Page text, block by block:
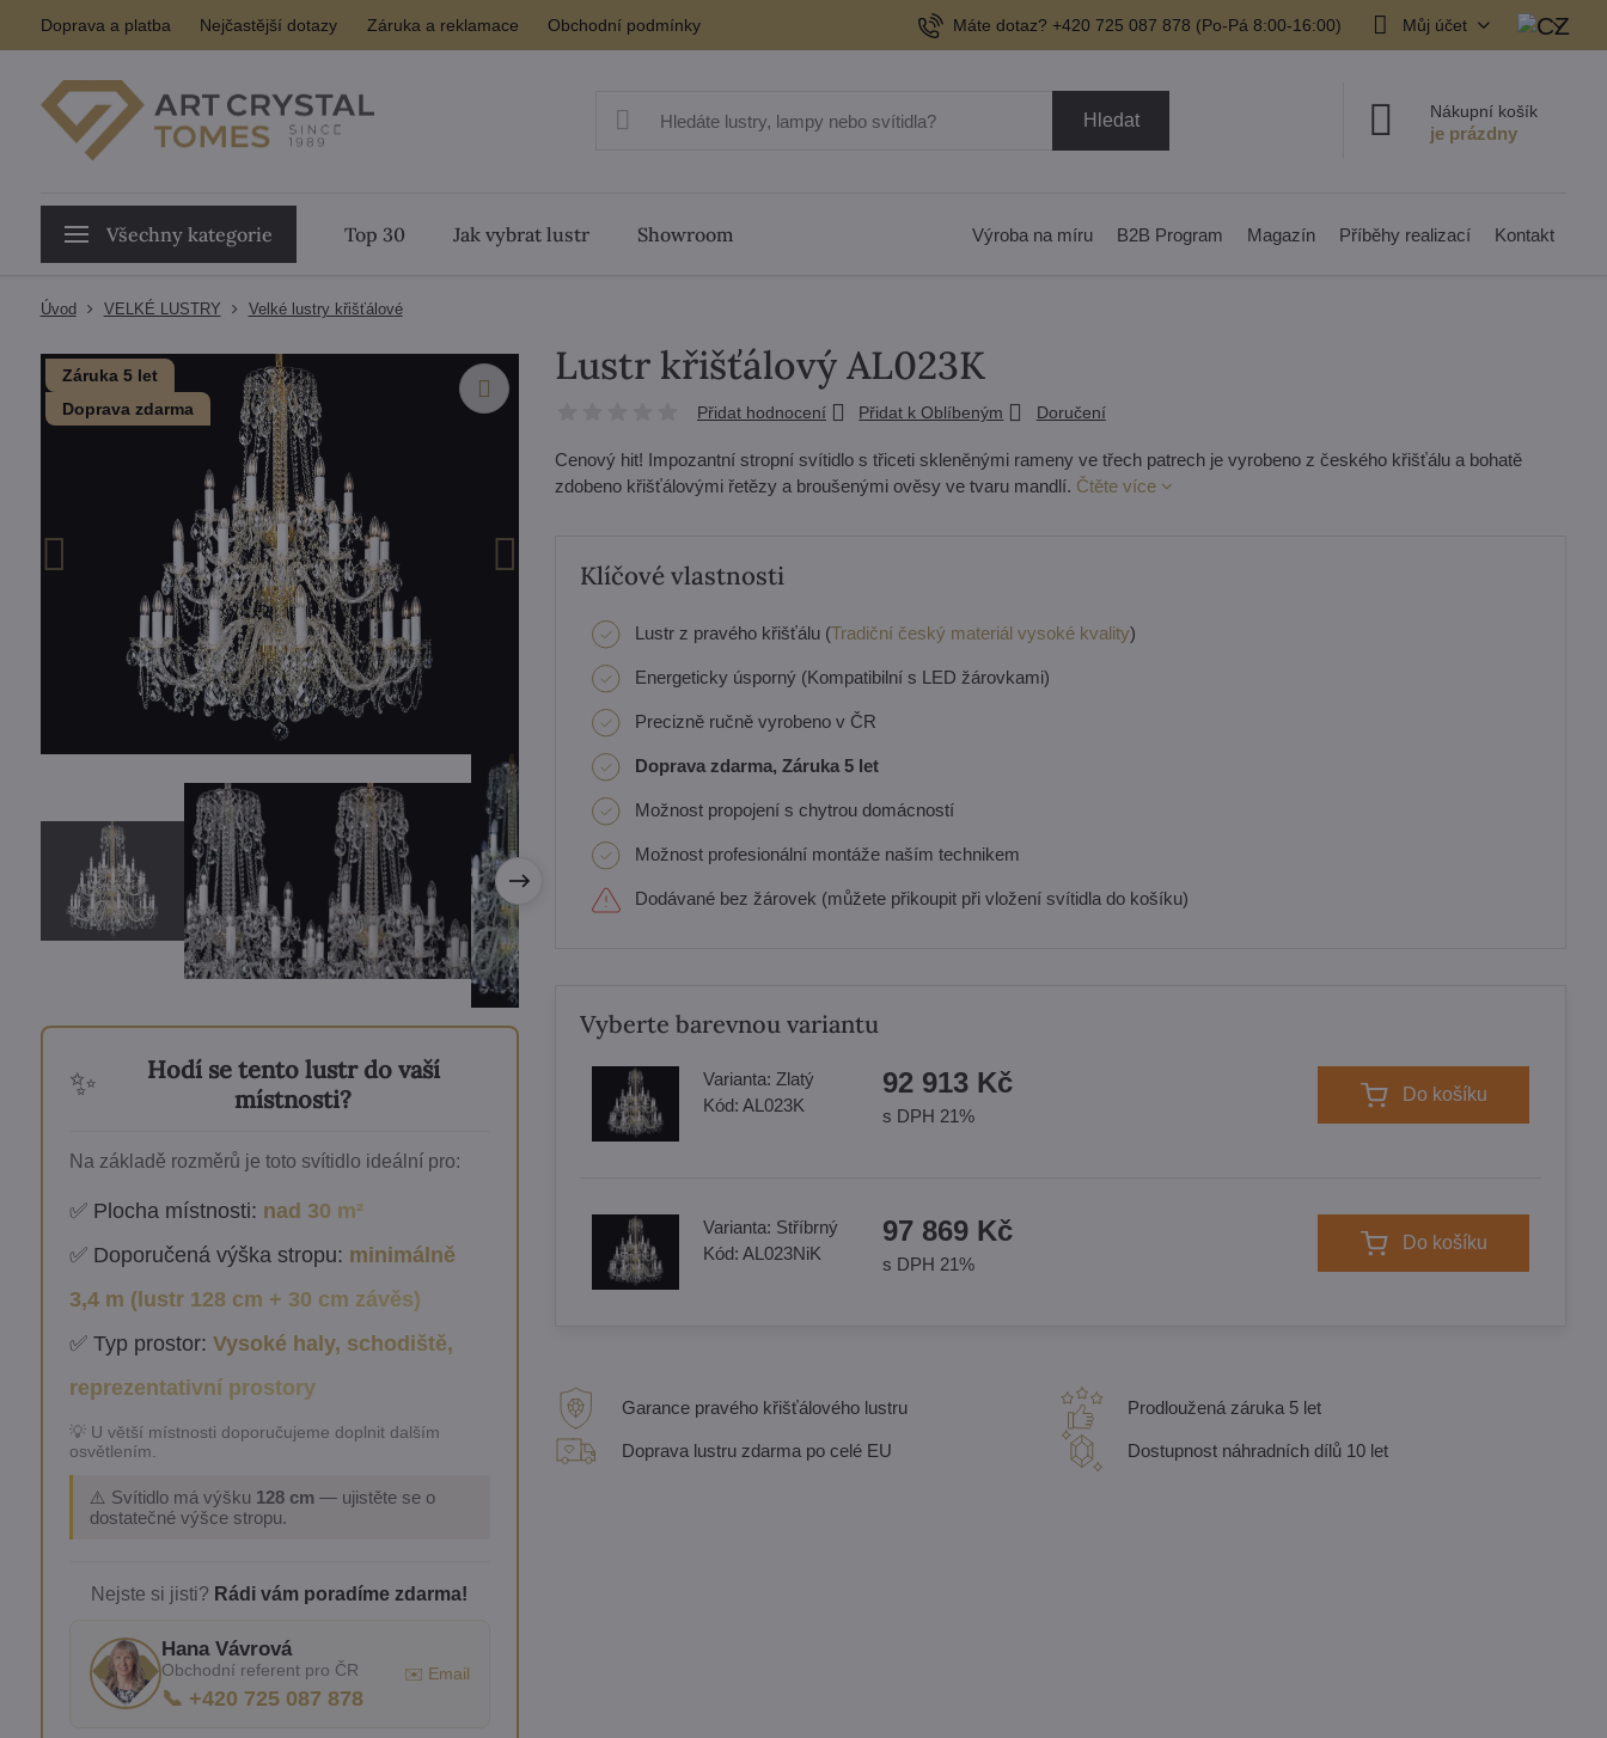
Doprava a platba Nejčastější dotazy Záruka a reklamace Obchodní podmínky Máte dotaz? +420 725 087 878​ (Po-Pá 8:00-16:00) Můj účet
Hledat Nákupní košík
Všechny kategorie Top 30 Jak vybrat lustr Showroom Výroba na míru B2B Program Magazín Příběhy realizací Kontakt
Úvod VELKÉ LUSTRY Velké lustry křišťálové
Záruka 5 let
Doprava zdarma
✨
Hodí se tento lustr do vaší
místnosti?
Na základě rozměrů je toto svítidlo ideální pro:
✅ Plocha místnosti: nad 30 m²
✅ Doporučená výška stropu: minimálně
3,4 m (lustr 128 cm + 30 cm závěs)
✅ Typ prostor: Vysoké haly, schodiště,
reprezentativní prostory
💡 U větší místnosti doporučujeme doplnit dalším
osvětlením.
⚠️ Svítidlo má výšku 128 cm— ujistěte se o
dostatečné výšce stropu.
Nejste si jisti? Rádi vám poradíme zdarma!
Hana Vávrová
Obchodní referent pro ČR
📞 +420 725 087 878
✉️ Email
Lustr křišťálový AL023K
Přidat hodnocení Přidat k Oblíbeným Doručení
Cenový hit! Impozantní stropní svítidlo s třiceti skleněnými rameny ve třech patrech je vyrobeno z českého křišťálu a bohatě
zdobeno křišťálovými řetězy a broušenými ověsy ve tvaru mandlí. Čtěte více
Klíčové vlastnosti
Lustr z pravého křišťálu (Tradiční český materiál vysoké kvality)
Energeticky úsporný (Kompatibilní s LED žárovkami)
Precizně ručně vyrobeno v ČR
Doprava zdarma, Záruka 5 let
Možnost propojení s chytrou domácností
Možnost profesionální montáže naším technikem
Dodávané bez žárovek (můžete přikoupit při vložení svítidla do košíku)
Vyberte barevnou variantu
Varianta: Zlatý
Kód: AL023K
92 913 Kč
s DPH 21%
Do košíku
Varianta: Stříbrný
Kód: AL023NiK
97 869 Kč
s DPH 21%
Do košíku
Garance pravého křišťálového lustru
Doprava lustru zdarma po celé EU
Prodloužená záruka 5 let
Dostupnost náhradních dílů 10 let